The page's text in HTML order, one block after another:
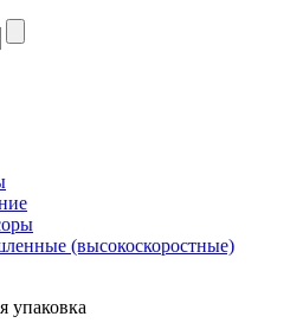
(высокоскоростные)
упаковка